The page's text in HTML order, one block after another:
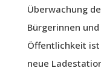
Überwachung
Bürgerinnen
Öffentlichkeit
neue